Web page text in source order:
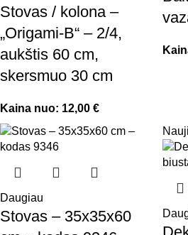
Stovas / kolona –
„Origami-B“ – 2/4,
aukštis 60 cm,
skersmuo 30 cm
Kaina nuo: 12,00 €
Daugiau
Stovas – 35x35x60